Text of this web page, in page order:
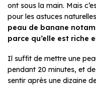
ont sous la main. Mais
pour les astuces
peau de banane
parce qu’elle est riche
Il suffit de mettre une
pendant 20 minutes, et
sentir après une dizaine